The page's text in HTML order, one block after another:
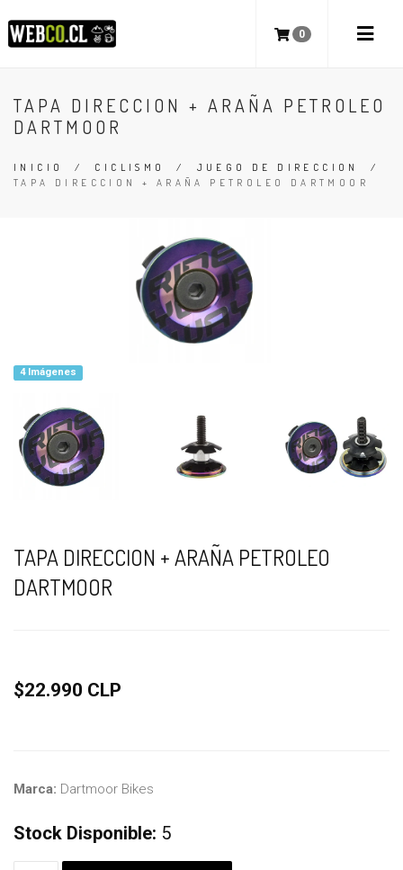
0
TAPA DIRECCION + ARAÑA PETROLEO
DARTMOOR
INICIO / CICLISMO / JUEGO DE DIRECCION
/
TAPA DIRECCION + ARAÑA PETROLEO DARTMOOR
4 Imágenes
TAPA DIRECCION + ARAÑA PETROLEO
DARTMOOR
$22.990 CLP
Marca: Dartmoor Bikes
Stock Disponible: 5